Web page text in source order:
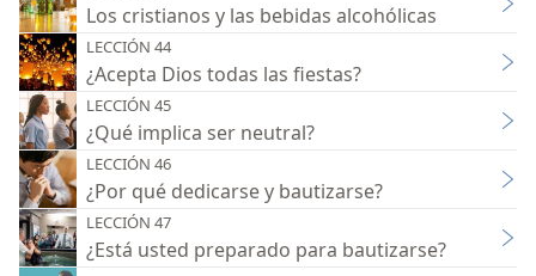
Los cristianos y las bebidas alcohólicas
LECCIÓN 44
¿Acepta Dios todas las fiestas?
LECCIÓN 45
¿Qué implica ser neutral?
LECCIÓN 46
¿Por qué dedicarse y bautizarse?
LECCIÓN 47
¿Está usted preparado para bautizarse?